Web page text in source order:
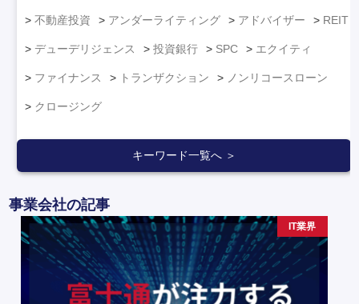
不動産投資 アンダーライティング アドバイザー REIT
デューデリジェンス 投資銀行 SPC エクイティ
ファイナンス トランザクション ノンリコースローン
クロージング
キーワード一覧へ ＞
事業会社の記事
IT業界